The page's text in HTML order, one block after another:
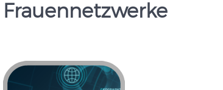
Frauennetzwerke